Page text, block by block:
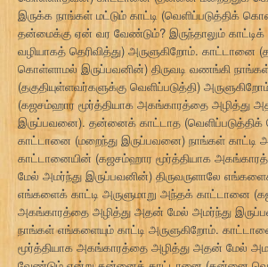
இருக்க நாங்கள் மட்டும் காட்டி (வெளிப்படுத்திக்
தன்மைக்கு ஏன் வர வேண்டும்? இருந்தாலும் காட்டிக்
வழியாகத் தெரிவித்து) அருளுகிறோம். காட்டானை
கொள்ளாமல் இருப்பவனின்) திருவடி வணங்கி நாங்கள்
(தகுதியுள்ளவர்களுக்கு வெளிப்படுத்தி)
(கஜசம்ஹார மூர்த்தியாக அகங்காரத்தை அழித்து
இருப்பவனை). தன்னைக் காட்டாத
காட்டானை (மறைந்து இருப்பவனை) நாங்கள் காட்டி
காட்டானையின் (கஜசம்ஹார மூர்த்தியாக
மேல் அமர்ந்து இருப்பவனின்) திருவருளாலே
எங்களைக் காட்டி அருளுமாறு அந்தக் காட்டானை
அகங்காரத்தை அழித்து அதன் மேல் அமர்ந்து
நாங்கள் எங்களையும் காட்டி அருளுகிறோம்.
மூர்த்தியாக அகங்காரத்தை அழித்து அதன் மேல்